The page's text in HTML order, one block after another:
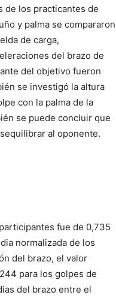
de los practicantes de
y palma se compararon
de carga,
del brazo de
del objetivo fueron
se investigó la altura
con la palma de la
se puede concluir que
al oponente.
fue de 0,735
normalizada de los
del brazo, el valor
para los golpes de
del brazo entre el